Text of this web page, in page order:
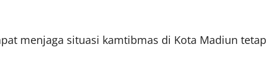
menjaga situasi kamtibmas di Kota Madiun tetap